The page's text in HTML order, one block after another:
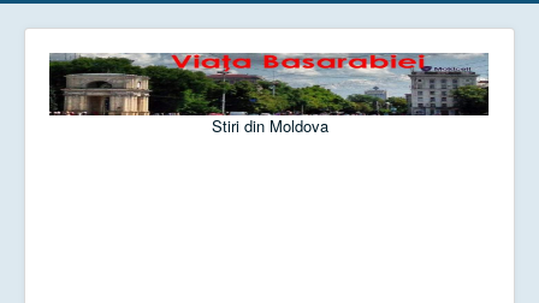
Stiri din Moldova